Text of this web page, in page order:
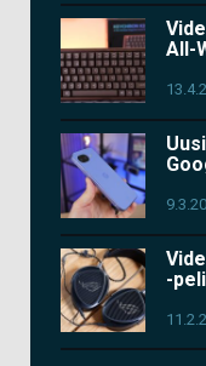
All-
-